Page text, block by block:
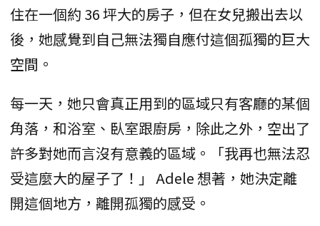
住在一個約 36 坪大的房子，但在女兒搬出去以
後，她感覺到自己無法獨自應付這個孤獨的巨大
空間。
每一天，她只會真正用到的區域只有客廳的某個
角落，和浴室、臥室跟廚房，除此之外，空出了
許多對她而言沒有意義的區域。「我再也無法忍
受這麼大的屋子了！」 Adele 想著，她決定離
開這個地方，離開孤獨的感受。